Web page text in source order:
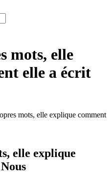
mots, elle
elle a écrit
mots, elle explique comment
elle explique